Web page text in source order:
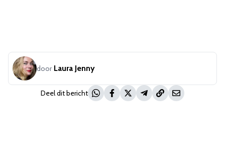
door Laura Jenny
Deel dit bericht